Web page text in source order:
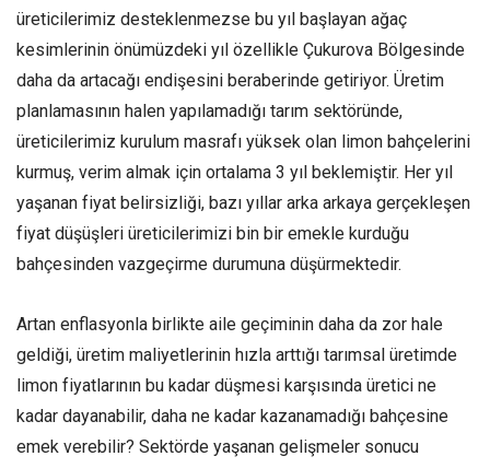
üreticilerimiz desteklenmezse bu yıl başlayan ağaç
kesimlerinin önümüzdeki yıl özellikle Çukurova Bölgesinde
daha da artacağı endişesini beraberinde getiriyor. Üretim
planlamasının halen yapılamadığı tarım sektöründe,
üreticilerimiz kurulum masrafı yüksek olan limon bahçelerini
kurmuş, verim almak için ortalama 3 yıl beklemiştir. Her yıl
yaşanan fiyat belirsizliği, bazı yıllar arka arkaya gerçekleşen
fiyat düşüşleri üreticilerimizi bin bir emekle kurduğu
bahçesinden vazgeçirme durumuna düşürmektedir.
Artan enflasyonla birlikte aile geçiminin daha da zor hale
geldiği, üretim maliyetlerinin hızla arttığı tarımsal üretimde
limon fiyatlarının bu kadar düşmesi karşısında üretici ne
kadar dayanabilir, daha ne kadar kazanamadığı bahçesine
emek verebilir? Sektörde yaşanan gelişmeler sonucu